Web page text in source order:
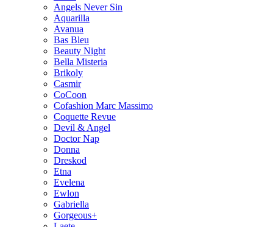
Angels Never Sin
Aquarilla
Avanua
Bas Bleu
Beauty Night
Bella Misteria
Brikoly
Casmir
CoCoon
Cofashion Marc Massimo
Coquette Revue
Devil & Angel
Doctor Nap
Donna
Dreskod
Etna
Evelena
Ewlon
Gabriella
Gorgeous+